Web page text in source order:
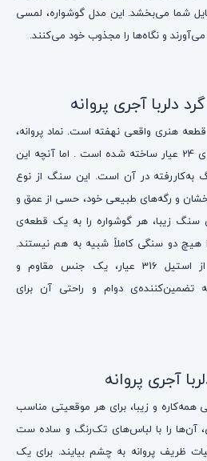
شما می‌بخشد. این مدل گوشواره‌، لمسی
و نگاه‌ها را مجذوب خود می‌کنند.
دلربا آجری پروانه
هنری واقعی نهفته است. نماد پروانه،
با ظرافتی باورنکردنی از ورق طلای 24 عیار ساخته شده است . اما آنچه این
به‌کاررفته در آن است. این سنگ از نوع
درخشان و رگه‌های طبیعی خود، حسی از عمق و
سنگ زیبا، هر گوشواره را به یک قطعه‌ی
هیچ دو سنگی کاملاً شبیه به هم نیستند.
قالب این مدل گوشواره نیز از استیل 316 عیار، یک جنس مقاوم و
دوام و راحتی آن برای
آجری پروانه
همه‌کاره و زیبا، برای هر موقعیتی مناسب
آن‌ها را با لباس‌های تک‌رنگ و ساده ست
ظریف پروانه به چشم بیایند. برای یک